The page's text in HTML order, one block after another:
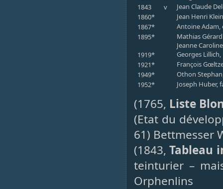
1843
v
Jean Claude
1860*
Jean Henri
1867*
Antoine Adam,
1895*
Mathias
Jeanne
1919*
Georges
1921*
François
1949*
Othon
1952*
Joseph Huber,
(1765, Liste
(Etat du
61) Bettmesser
(1843,Tableau
teinturier –
Orphenlins